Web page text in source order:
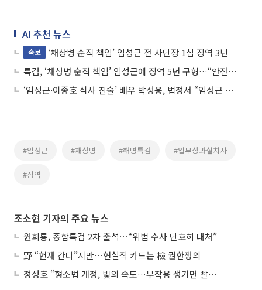
AI 추천 뉴스
속보
‘채상병 순직 책임’ 임성근 전 사단장 1심 징역 3년
특검, ‘채상병 순직 책임’ 임성근에 징역 5년 구형…“안전조치 전혀 안 해”
‘임성근·이종호 식사 진술’ 배우 박성웅, 법정서 “임성근 알지 못해”
#임성근 #채상병 #해병특검 #업무상과실치사
#징역
조소현 기자의 주요 뉴스
원희룡, 종합특검 2차 출석…“위법 수사 단호히 대처”
野 “헌재 간다”지만…현실적 카드는 檢 권한쟁의
정성호 “형소법 개정, 빛의 속도…부작용 생기면 빨리 고쳐야”